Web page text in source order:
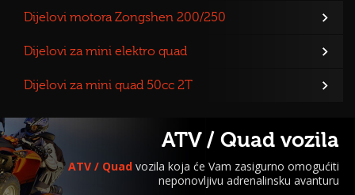
Dijelovi motora Zongshen 200/250
Dijelovi za mini elektro quad
Dijelovi za mini quad 50cc 2T
ATV / Quad vozila
ATV / Quad vozila koja će Vam zasigurno omogućiti
neponovljivu adrenalinsku avanturu